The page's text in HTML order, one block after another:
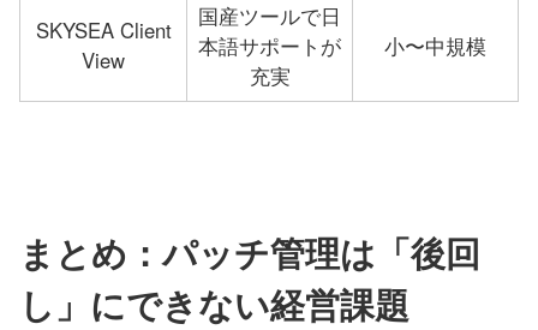
SKYSEA Client
View
国産ツールで日
本語サポートが
充実
小〜中規模
まとめ：パッチ管理は「後回
し」にできない経営課題